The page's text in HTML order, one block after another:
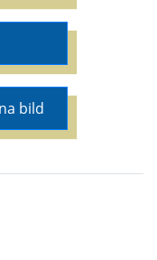
bild